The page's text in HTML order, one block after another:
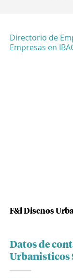
Directorio de
Empresas en
F&l Disenos
Datos de
Urbanisticos